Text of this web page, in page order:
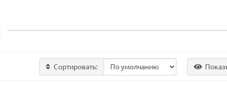
Сортировать: